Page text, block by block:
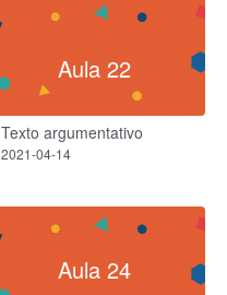
Aula 22
Texto argumentativo
2021-04-14
Aula 24